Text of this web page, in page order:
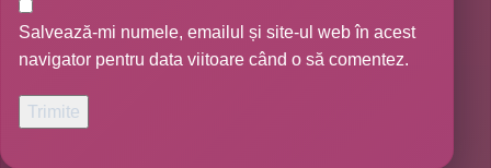
Salvează-mi numele, emailul și site-ul web în acest
navigator pentru data viitoare când o să comentez.